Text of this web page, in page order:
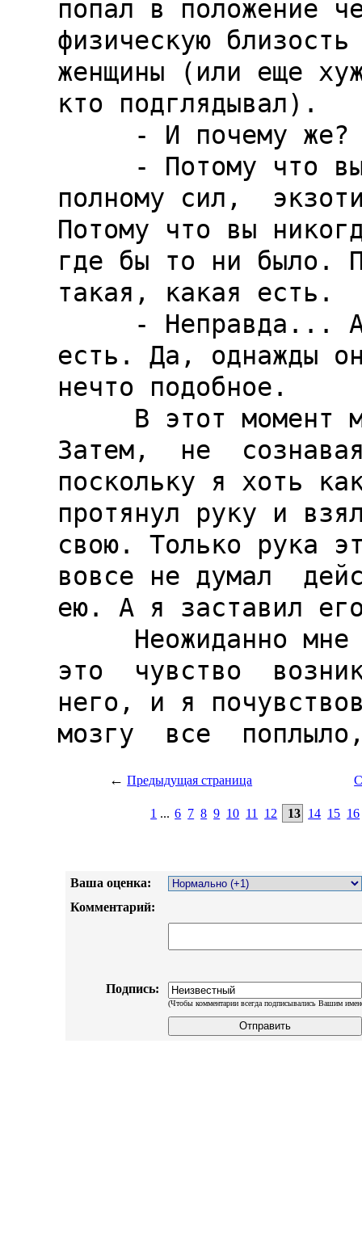
← Предыдущая страница
1 ... 6 7 8 9 10 11 12 13 14 15 16
Ваша оценка:
Комментарий:
Подпись:
(Чтобы комментарии всегда подписывались Вашим